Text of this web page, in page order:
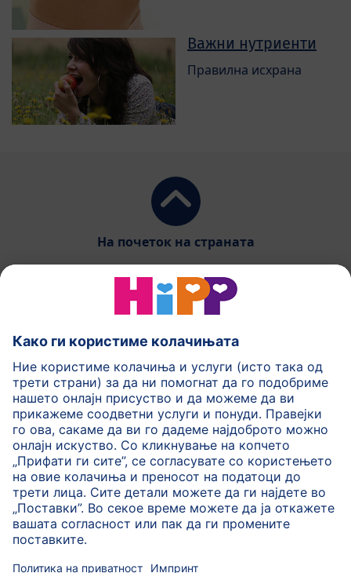
Важни нутриенти
Правилна исхрана
На почеток на страната
HiPP Млечни формули
HiPP Храна за бебиња
HiPP за деца
HiPP Нега за кожа
HiPP Бременост
Политика на приватност
Услови на користење
Импринт
Повеќе за HiPP Контакт